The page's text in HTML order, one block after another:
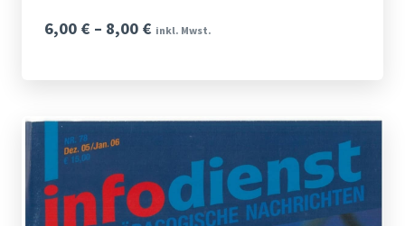
6,00 € – 8,00 €Preisspanne:
inkl. Mwst.